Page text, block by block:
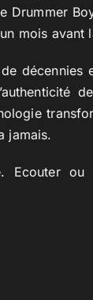
Drummer
mois avant
jamais.
ou